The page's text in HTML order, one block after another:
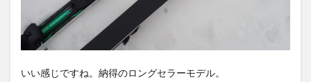
いい感じですね。納得のロングセラーモデル。